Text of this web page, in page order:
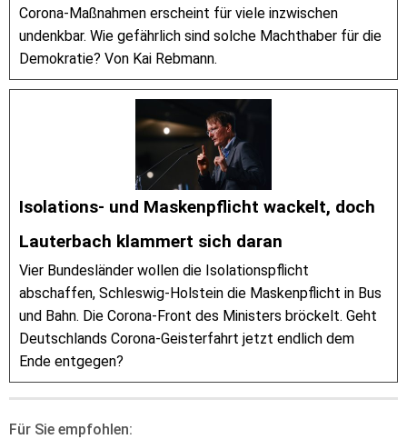
Corona-Maßnahmen erscheint für viele inzwischen
undenkbar. Wie gefährlich sind solche Machthaber für die
Demokratie? Von Kai Rebmann.
Isolations- und Maskenpflicht wackelt, doch
Lauterbach klammert sich daran
Vier Bundesländer wollen die Isolationspflicht
abschaffen, Schleswig-Holstein die Maskenpflicht in Bus
und Bahn. Die Corona-Front des Ministers bröckelt. Geht
Deutschlands Corona-Geisterfahrt jetzt endlich dem
Ende entgegen?
Für Sie empfohlen: